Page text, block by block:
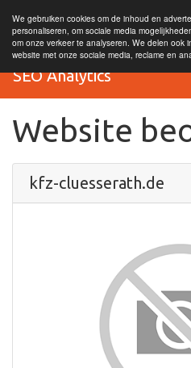
We gebruiken cookies om de inhoud en
personaliseren, om sociale media
om onze verkeer te analyseren. We delen ook
website met onze sociale media, reclame en
SEO Analytics
Website
kfz-cluesserath.de